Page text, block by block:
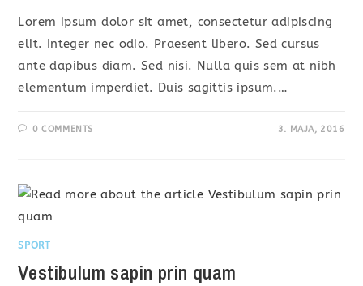
Lorem ipsum dolor sit amet, consectetur adipiscing
elit. Integer nec odio. Praesent libero. Sed cursus
ante dapibus diam. Sed nisi. Nulla quis sem at nibh
elementum imperdiet. Duis sagittis ipsum.…
0 COMMENTS 3. MAJA, 2016
SPORT
Vestibulum sapin prin quam